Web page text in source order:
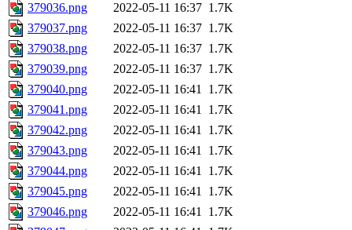
379036.png
2022-05-11 16:37 1.7K
379037.png
2022-05-11 16:37 1.7K
379038.png
2022-05-11 16:37 1.7K
379039.png
2022-05-11 16:37 1.7K
379040.png
2022-05-11 16:41 1.7K
379041.png
2022-05-11 16:41 1.7K
379042.png
2022-05-11 16:41 1.7K
379043.png
2022-05-11 16:41 1.7K
379044.png
2022-05-11 16:41 1.7K
379045.png
2022-05-11 16:41 1.7K
379046.png
2022-05-11 16:41 1.7K